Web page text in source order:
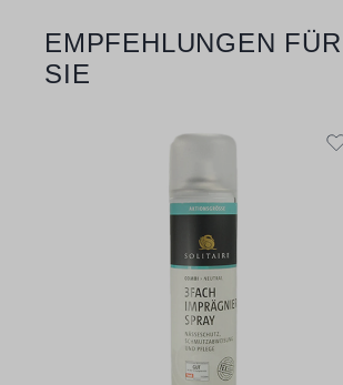
Produktgalerie überspringen
EMPFEHLUNGEN FÜR
SIE